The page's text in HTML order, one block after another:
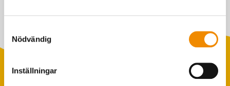
Nödvändig
Inställningar